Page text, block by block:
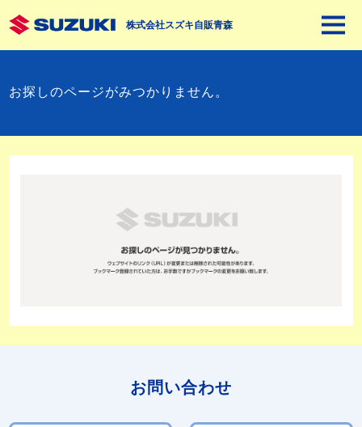
株式会社スズキ自販青森
お探しのページがみつかりません。
お問い合わせ